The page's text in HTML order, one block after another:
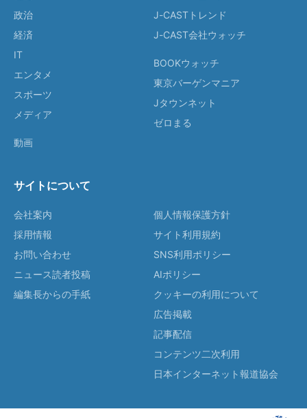
政治
経済
IT
エンタメ
スポーツ
メディア
動画
J-CASTトレンド
J-CAST会社ウォッチ
BOOKウォッチ
東京バーゲンマニア
Jタウンネット
ゼロまる
サイトについて
会社案内
採用情報
お問い合わせ
ニュース読者投稿
編集長からの手紙
個人情報保護方針
サイト利用規約
SNS利用ポリシー
AIポリシー
クッキーの利用について
広告掲載
記事配信
コンテンツ二次利用
日本インターネット報道協会